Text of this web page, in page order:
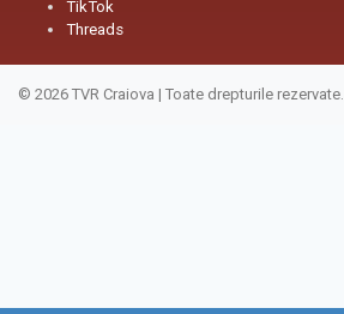
TikTok
Threads
© 2026 TVR Craiova | Toate drepturile rezervate.